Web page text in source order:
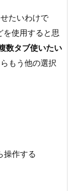
たいわけで
使用すると思
数タブ使いたい
もう他の選択
操作する